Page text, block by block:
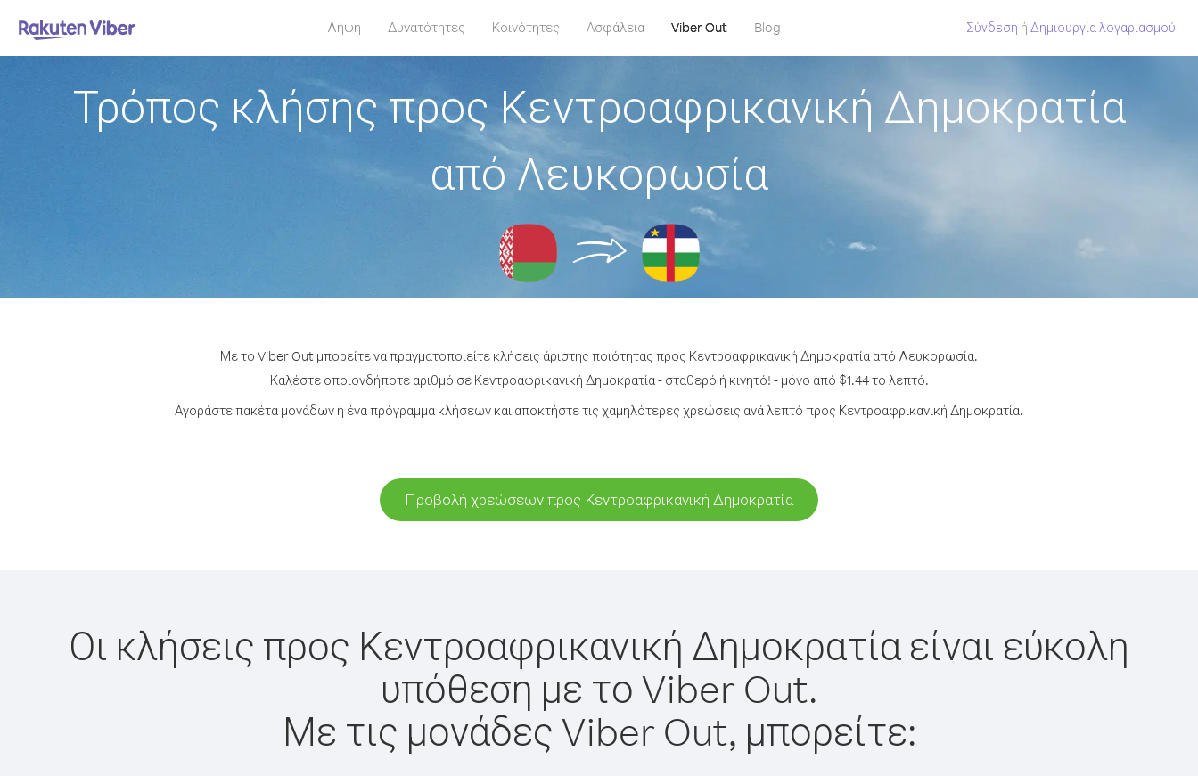
Λήψη Δυνατότητες Κοινότητες Ασφάλεια Viber Out Blog Σύνδεση ή Δημιουργία λογαριασμού
Τρόπος κλήσης προς Κεντροαφρικανική Δημοκρατία
από Λευκορωσία
Με το Viber Out μπορείτε να πραγματοποιείτε κλήσεις άριστης ποιότητας προς Κεντροαφρικανική Δημοκρατία από Λευκορωσία.
Καλέστε οποιονδήποτε αριθμό σε Κεντροαφρικανική Δημοκρατία - σταθερό ή κινητό! - μόνο από $1.44 το λεπτό.
Αγοράστε πακέτα μονάδων ή ένα πρόγραμμα κλήσεων και αποκτήστε τις χαμηλότερες χρεώσεις ανά λεπτό προς Κεντροαφρικανική Δημοκρατία.
Προβολή χρεώσεων προς Κεντροαφρικανική Δημοκρατία
Οι κλήσεις προς Κεντροαφρικανική Δημοκρατία είναι εύκολη
υπόθεση με το Viber Out.
Με τις μονάδες Viber Out, μπορείτε: